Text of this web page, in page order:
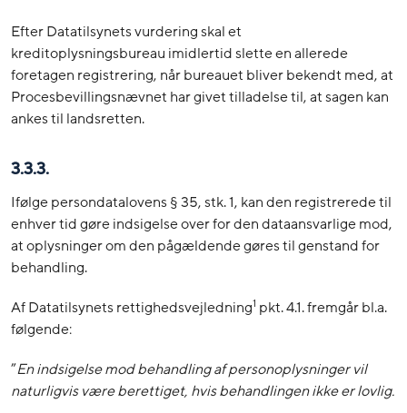
Efter Datatilsynets vurdering skal et
kreditoplysningsbureau imidlertid slette en allerede
foretagen registrering, når bureauet bliver bekendt med, at
Procesbevillingsnævnet har givet tilladelse til, at sagen kan
ankes til landsretten.
3.3.3.
Ifølge persondatalovens § 35, stk. 1, kan den registrerede til
enhver tid gøre indsigelse over for den dataansvarlige mod,
at oplysninger om den pågældende gøres til genstand for
behandling.
Af Datatilsynets rettighedsvejledning1 pkt. 4.1. fremgår bl.a.
følgende:
”En indsigelse mod behandling af personoplysninger vil
naturligvis være berettiget, hvis behandlingen ikke er lovlig.